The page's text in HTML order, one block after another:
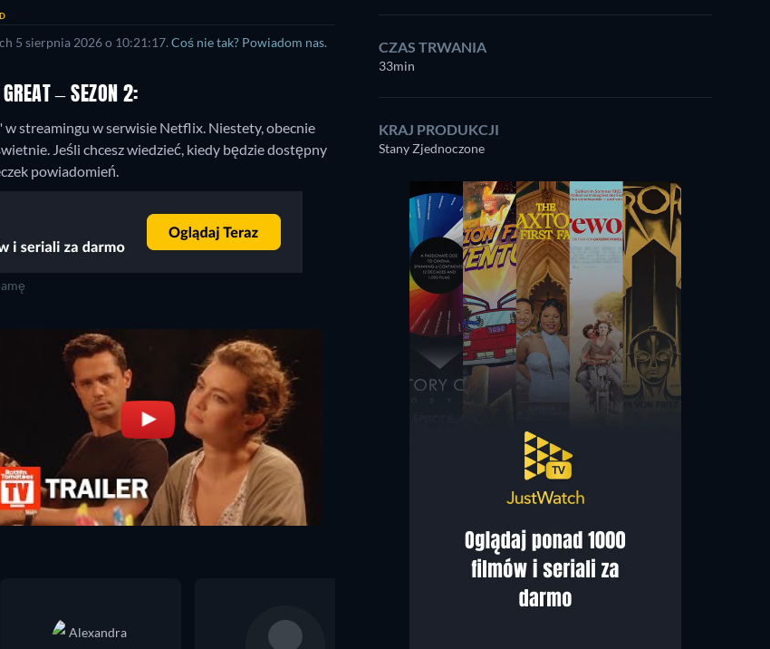
5 sierpnia 2026 o 10:21:17.Coś nie tak? Powiadom nas.
– SEZON 2:
w streamingu w serwisie Netflix. Niestety, obecnie
Jeśli chcesz wiedzieć, kiedy będzie dostępny
powiadomień.
CZAS TRWANIA
33min
KRAJ PRODUKCJI
Stany Zjednoczone